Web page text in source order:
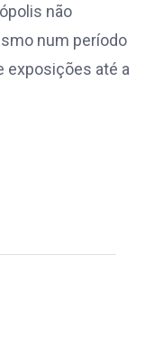
não
num período
exposições até a